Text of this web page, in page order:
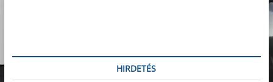
s
:
HIRDETÉS